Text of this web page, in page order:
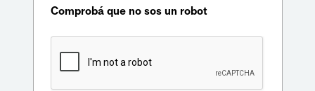
Comprobá que no sos un robot